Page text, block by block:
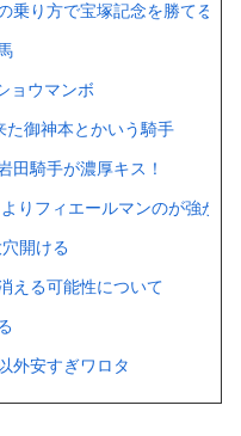
乗り方で宝塚記念を勝てる
ョウマンボ
た御神本とかいう騎手
田騎手が濃厚キス！
りフィエールマンのが強かっ
開ける
える可能性について
外安すぎワロタ